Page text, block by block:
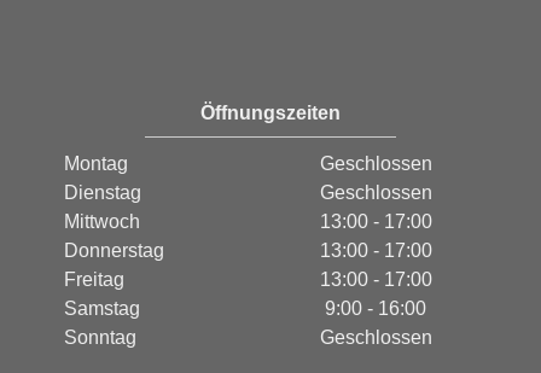
Öffnungszeiten
Montag
Geschlossen
Dienstag
Geschlossen
Mittwoch
13:00 - 17:00
Donnerstag
13:00 - 17:00
Freitag
13:00 - 17:00
Samstag
9:00 - 16:00
Sonntag
Geschlossen